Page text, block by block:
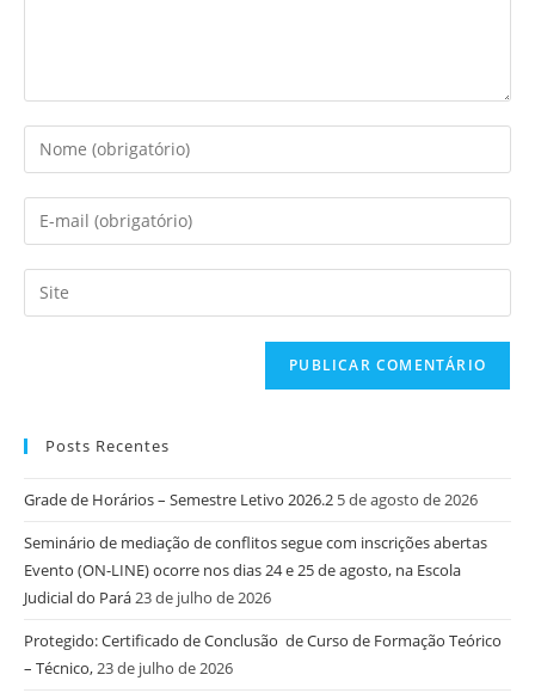
Posts Recentes
Grade de Horários – Semestre Letivo 2026.2 5 de agosto de 2026
Seminário de mediação de conflitos segue com inscrições abertas
Evento (ON-LINE) ocorre nos dias 24 e 25 de agosto, na Escola
Judicial do Pará23 de julho de 2026
Protegido: Certificado de Conclusão de Curso de Formação Teórico
– Técnico,23 de julho de 2026